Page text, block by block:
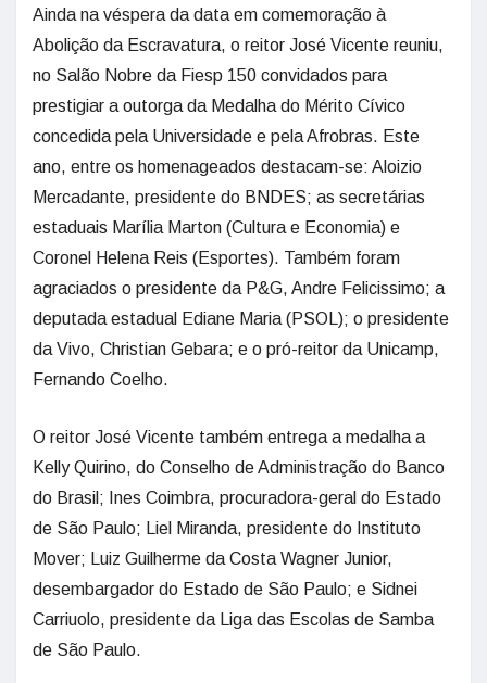
Ainda na véspera da data em comemoração à
Abolição da Escravatura, o reitor José Vicente reuniu,
no Salão Nobre da Fiesp 150 convidados para
prestigiar a outorga da Medalha do Mérito Cívico
concedida pela Universidade e pela Afrobras. Este
ano, entre os homenageados destacam-se: Aloizio
Mercadante, presidente do BNDES; as secretárias
estaduais Marília Marton (Cultura e Economia) e
Coronel Helena Reis (Esportes). Também foram
agraciados o presidente da P&G, Andre Felicissimo; a
deputada estadual Ediane Maria (PSOL); o presidente
da Vivo, Christian Gebara; e o pró-reitor da Unicamp,
Fernando Coelho.
O reitor José Vicente também entrega a medalha a
Kelly Quirino, do Conselho de Administração do Banco
do Brasil; Ines Coimbra, procuradora-geral do Estado
de São Paulo; Liel Miranda, presidente do Instituto
Mover; Luiz Guilherme da Costa Wagner Junior,
desembargador do Estado de São Paulo; e Sidnei
Carriuolo, presidente da Liga das Escolas de Samba
de São Paulo.